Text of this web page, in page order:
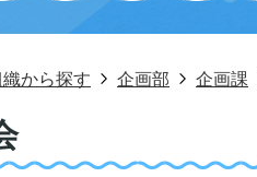
から探す 企画部 企画課